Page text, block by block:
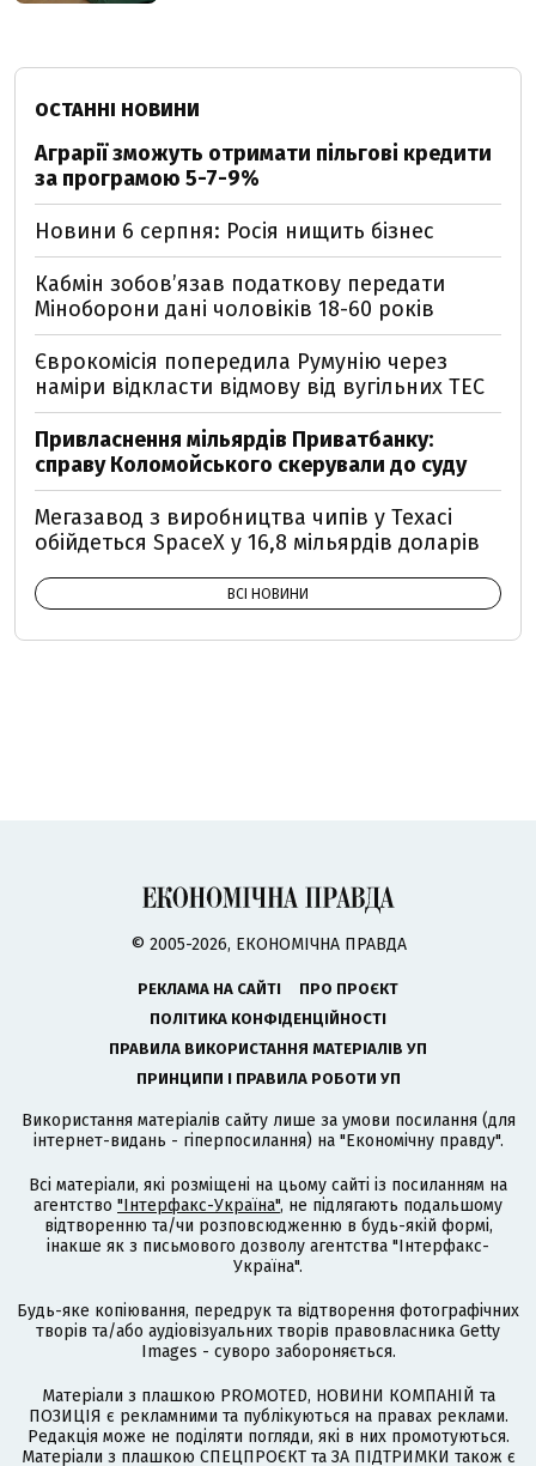
ОСТАННІ НОВИНИ
Аграрії зможуть отримати пільгові кредити
за програмою 5-7-9%
Новини 6 серпня: Росія нищить бізнес
Кабмін зобовʼязав податкову передати
Міноборони дані чоловіків 18-60 років
Єврокомісія попередила Румунію через
наміри відкласти відмову від вугільних ТЕС
Привласнення мільярдів Приватбанку:
справу Коломойського скерували до суду
Мегазавод з виробництва чипів у Техасі
обійдеться SpaceX у 16,8 мільярдів доларів
ВСІ НОВИНИ
© 2005-2026, ЕКОНОМІЧНА ПРАВДА
РЕКЛАМА НА САЙТІ
ПРО ПРОЄКТ
ПОЛІТИКА КОНФІДЕНЦІЙНОСТІ
ПРАВИЛА ВИКОРИСТАННЯ МАТЕРІАЛІВ УП
ПРИНЦИПИ І ПРАВИЛА РОБОТИ УП
Використання матеріалів сайту лише за умови посилання (для
інтернет-видань - гіперпосилання) на "Економічну правду".
Всі матеріали, які розміщені на цьому сайті із посиланням на
агентство "Інтерфакс-Україна", не підлягають подальшому
відтворенню та/чи розповсюдженню в будь-якій формі,
інакше як з письмового дозволу агентства "Інтерфакс-
Україна".
Будь-яке копіювання, передрук та відтворення фотографічних
творів та/або аудіовізуальних творів правовласника Getty
Images - суворо забороняється.
Матеріали з плашкою PROMOTED, НОВИНИ КОМПАНІЙ та
ПОЗИЦІЯ є рекламними та публікуються на правах реклами.
Редакція може не поділяти погляди, які в них промотуються.
Матеріали з плашкою СПЕЦПРОЄКТ та ЗА ПІДТРИМКИ також є